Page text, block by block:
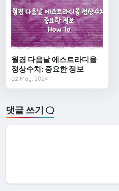
월경 다음날 에스트라디올
정상수치: 중요한 정보
02 May, 2024
댓글 쓰기